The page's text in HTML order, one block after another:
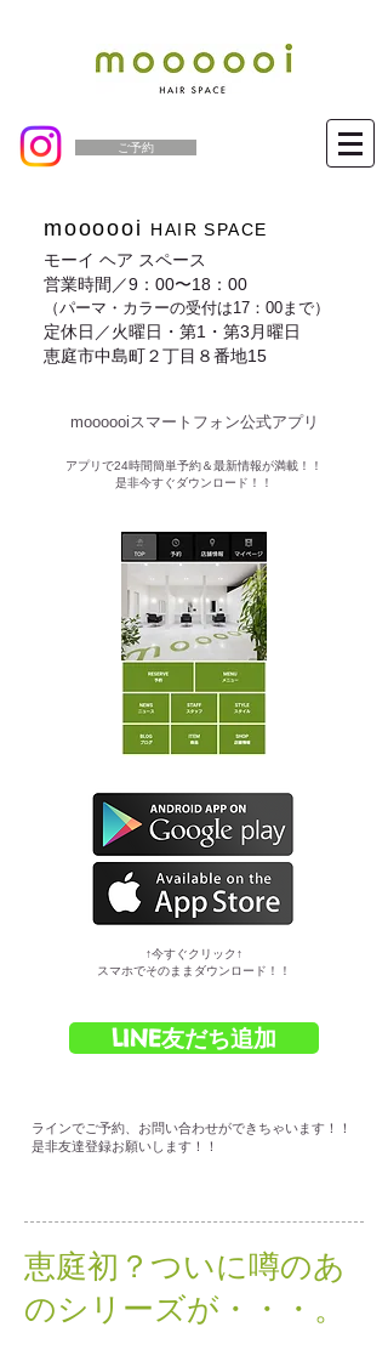
ご予約
moooooi
HAIR SPACE
モーイ ヘア スペース
営業時間／9：00〜18：00
（パーマ・カラーの受付は17：00まで）
定休日／火曜日・第1・第3月曜日
恵庭市中島町２丁目８番地15
moooooiスマートフォン公式アプリ​
​アプリで24時間簡単予約＆最新情報が満載！！
是非今すぐダウンロード！！
​↑今すぐクリック↑
スマホでそのままダウンロード！！
LINE友だち追加
ラインでご予約、お問い合わせができちゃいます！！
是非友達登録お願いします！！
恵庭初？ついに噂のあ
のシリーズが・・・。